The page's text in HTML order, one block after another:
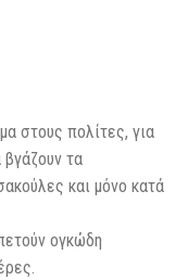
στους πολίτες, για
τα
και μόνο κατά
ογκώδη